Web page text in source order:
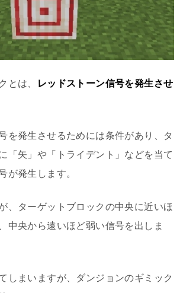
とは、
レッドストーン信号を発生させ
を発生させるためには条件があり、タ
「矢」や「トライデント」などを当て
が発生します。
、ターゲットブロックの中央に近いほ
中央から遠いほど弱い信号を出しま
しまいますが、ダンジョンのギミック